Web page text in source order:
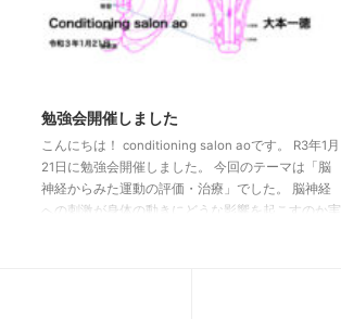
勉強会開催しました
こんにちは！ conditioning salon aoです。 R3年1月
21日に勉強会開催しました。 今回のテーマは「脳
神経からみた運動の評価・治療」でした。 脳神経
への刺激が身体の動きにどうな影響を起こすのか実